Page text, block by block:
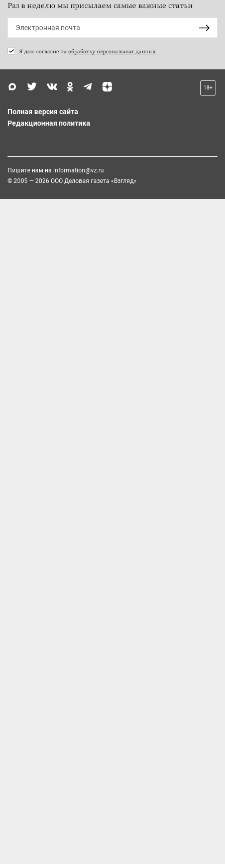
Раз в неделю мы присылаем самые важные статьи
Я даю согласие на обработку персональных данных
18+
Полная версия сайта
Редакционная политика
Пишите нам на information@vz.ru
© 2005 — 2026 ООО Деловая газета «Взгляд»